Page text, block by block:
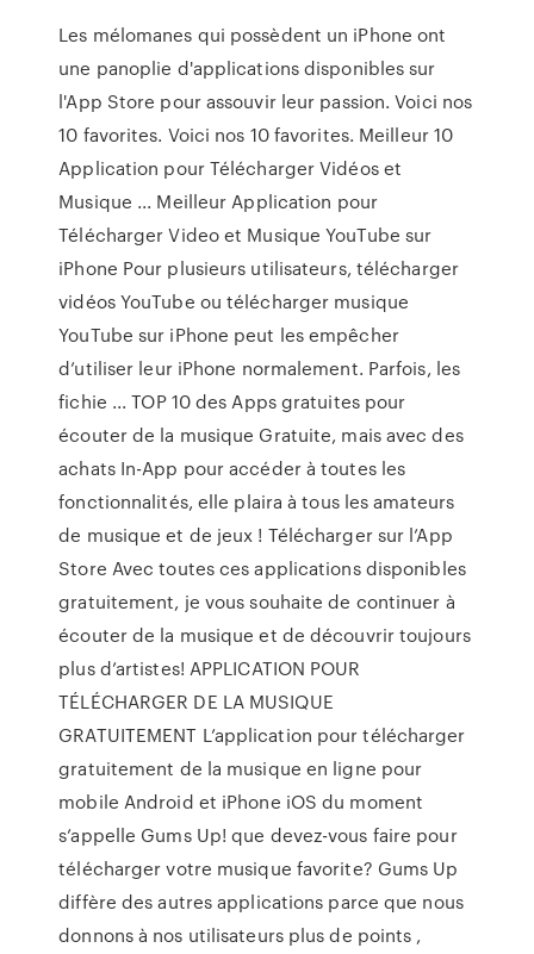
Les mélomanes qui possèdent un iPhone ont
une panoplie d'applications disponibles sur
l'App Store pour assouvir leur passion. Voici nos
10 favorites. Voici nos 10 favorites. Meilleur 10
Application pour Télécharger Vidéos et
Musique ... Meilleur Application pour
Télécharger Video et Musique YouTube sur
iPhone Pour plusieurs utilisateurs, télécharger
vidéos YouTube ou télécharger musique
YouTube sur iPhone peut les empêcher
d’utiliser leur iPhone normalement. Parfois, les
fichie ... TOP 10 des Apps gratuites pour
écouter de la musique Gratuite, mais avec des
achats In-App pour accéder à toutes les
fonctionnalités, elle plaira à tous les amateurs
de musique et de jeux ! Télécharger sur l’App
Store Avec toutes ces applications disponibles
gratuitement, je vous souhaite de continuer à
écouter de la musique et de découvrir toujours
plus d’artistes! APPLICATION POUR
TÉLÉCHARGER DE LA MUSIQUE
GRATUITEMENT L’application pour télécharger
gratuitement de la musique en ligne pour
mobile Android et iPhone iOS du moment
s’appelle Gums Up! que devez-vous faire pour
télécharger votre musique favorite? Gums Up
diffère des autres applications parce que nous
donnons à nos utilisateurs plus de points ,